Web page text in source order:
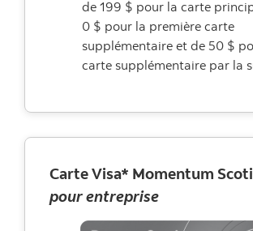
de 199 $ pour la carte
0 $ pour la première carte
supplémentaire et de 50 $
carte supplémentaire par la
Carte Visa* Momentum
pour entreprise